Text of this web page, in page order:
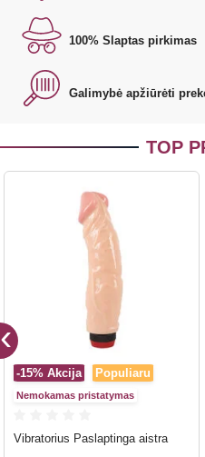
100% Slaptas pirkimas
Galimybė apžiūrėti
TOP
-15% Akcija Populiaru
Nemokamas pristatymas
Vibratorius Paslaptinga aistra